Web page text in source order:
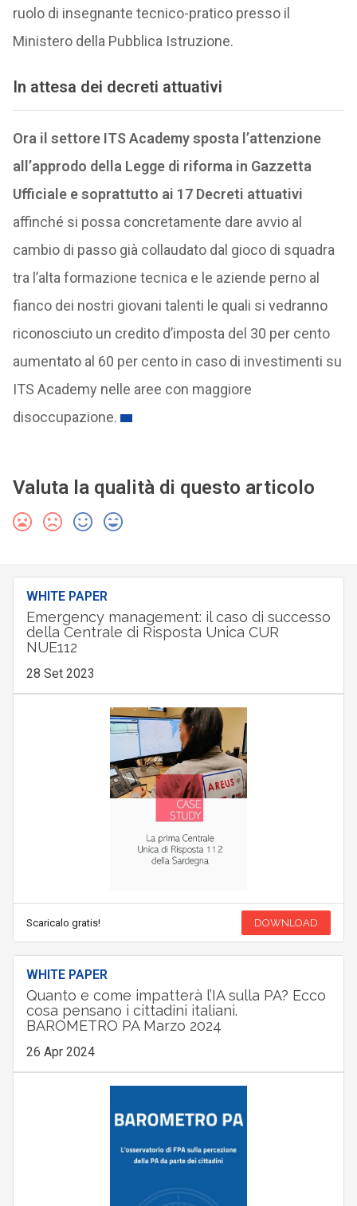
ruolo di insegnante tecnico-pratico presso il
Ministero della Pubblica Istruzione.
In attesa dei decreti attuativi
Ora il settore ITS Academy sposta l’attenzione
all’approdo della Legge di riforma in Gazzetta
Ufficiale e soprattutto ai 17 Decreti attuativi
affinché si possa concretamente dare avvio al
cambio di passo già collaudato dal gioco di squadra
tra l’alta formazione tecnica e le aziende perno al
fianco dei nostri giovani talenti le quali si vedranno
riconosciuto un credito d’imposta del 30 per cento
aumentato al 60 per cento in caso di investimenti su
ITS Academy nelle aree con maggiore
disoccupazione.
Valuta la qualità di questo articolo
WHITE PAPER
Emergency management: il caso di successo
della Centrale di Risposta Unica CUR
NUE112
28 Set 2023
Scaricalo gratis! DOWNLOAD
WHITE PAPER
Quanto e come impatterà l’IA sulla PA? Ecco
cosa pensano i cittadini italiani.
BAROMETRO PA Marzo 2024
26 Apr 2024